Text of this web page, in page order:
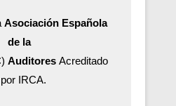
Asociación Española
de la
AuditoresAcreditado
IRCA.